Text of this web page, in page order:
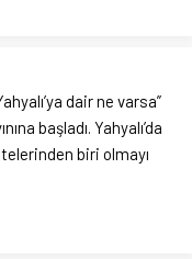
dair ne varsa”
başladı. Yahyalı’da
biri olmayı